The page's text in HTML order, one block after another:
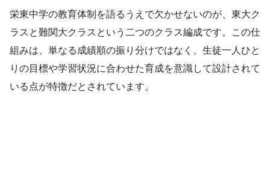
栄東中学の教育体制を語るうえで欠かせないのが、東大ク
ラスと難関大クラスという二つのクラス編成です。この仕
組みは、単なる成績順の振り分けではなく、生徒一人ひと
りの目標や学習状況に合わせた育成を意識して設計されて
いる点が特徴だとされています。